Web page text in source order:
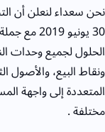
30
الحلول لجميع وحدات
ونقاط البيع، والأصول
المتعددة إلى واجهة
مختلفة .